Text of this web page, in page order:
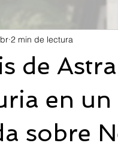
de
en un
sobre
2 min de lectura